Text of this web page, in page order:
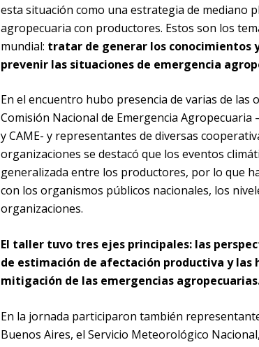
esta situación como una estrategia de mediano
agropecuaria con productores. Estos son los
mundial: tratar de generar los conocimientos
prevenir las situaciones de emergencia
En el encuentro hubo presencia de varias de las
Comisión Nacional de Emergencia Agropecuaria
y CAME- y representantes de diversas
organizaciones se destacó que los eventos
generalizada entre los productores, por lo que
con los organismos públicos nacionales, los
organizaciones.
El taller tuvo tres ejes principales: las
de estimación de afectación productiva y las
mitigación de las emergencias
En la jornada participaron también
Buenos Aires, el Servicio Meteorológico